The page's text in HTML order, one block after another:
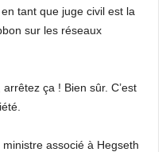
tant que juge civil est la
sur les réseaux
ça ! Bien sûr. C’est
associé à Hegseth